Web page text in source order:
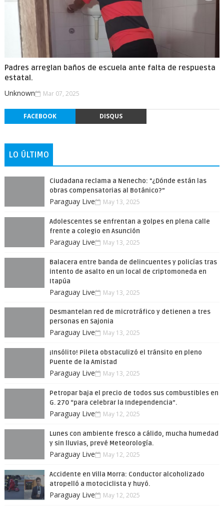
Padres arreglan baños de escuela ante falta de respuesta
estatal.
Unknown Mar 07, 2025
FACEBOOK DISQUS
LO ÚLTIMO
Ciudadana reclama a Nenecho: "¿Dónde están las
obras compensatorias al Botánico?”
Paraguay Live May 13, 2025
Adolescentes se enfrentan a golpes en plena calle
frente a colegio en Asunción
Paraguay Live May 13, 2025
Balacera entre banda de delincuentes y policías tras
intento de asalto en un local de criptomoneda en
Itapúa
Paraguay Live May 13, 2025
Desmantelan red de microtráfico y detienen a tres
personas en Sajonia
Paraguay Live May 13, 2025
¡Insólito! Pileta obstaculizó el tránsito en pleno
Puente de la Amistad
Paraguay Live May 13, 2025
Petropar baja el precio de todos sus combustibles en
G. 270 “para celebrar la Independencia”.
Paraguay Live May 12, 2025
Lunes con ambiente fresco a cálido, mucha humedad
y sin lluvias, prevé Meteorología.
Paraguay Live May 12, 2025
Accidente en Villa Morra: Conductor alcoholizado
atropelló a motociclista y huyó.
Paraguay Live May 12, 2025